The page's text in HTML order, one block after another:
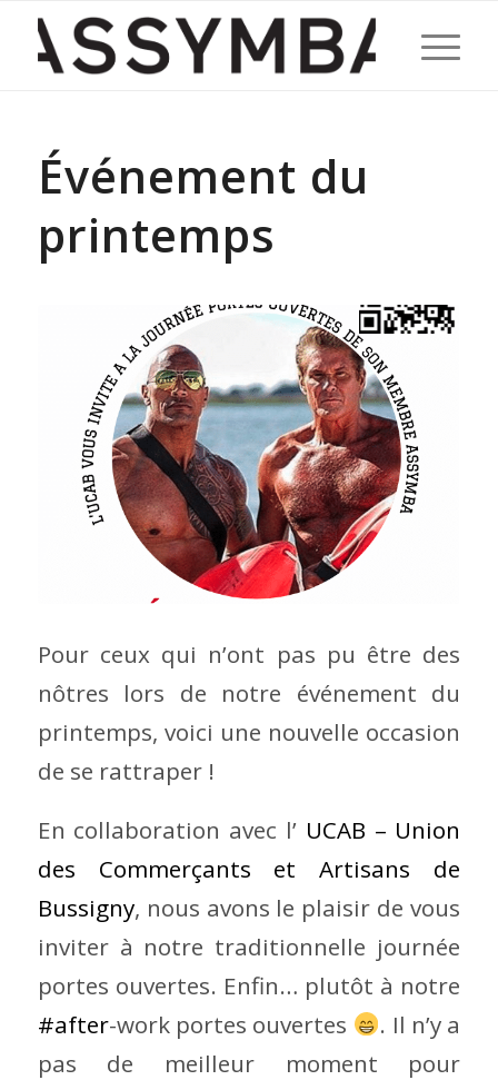
Événement du
printemps
Pour ceux qui n’ont pas pu être des
nôtres lors de notre événement du
printemps, voici une nouvelle occasion
de se rattraper !
En collaboration avec l’ UCAB – Union
des Commerçants et Artisans de
Bussigny, nous avons le plaisir de vous
inviter à notre traditionnelle journée
portes ouvertes. Enfin… plutôt à notre
#after-work portes ouvertes
. Il n’y a
pas de meilleur moment pour